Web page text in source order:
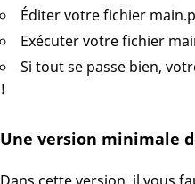
Éditer votre fichier
Exécuter votre fichier
Si tout se passe bien,
!
Une version minimale
Dans cette version, il vous